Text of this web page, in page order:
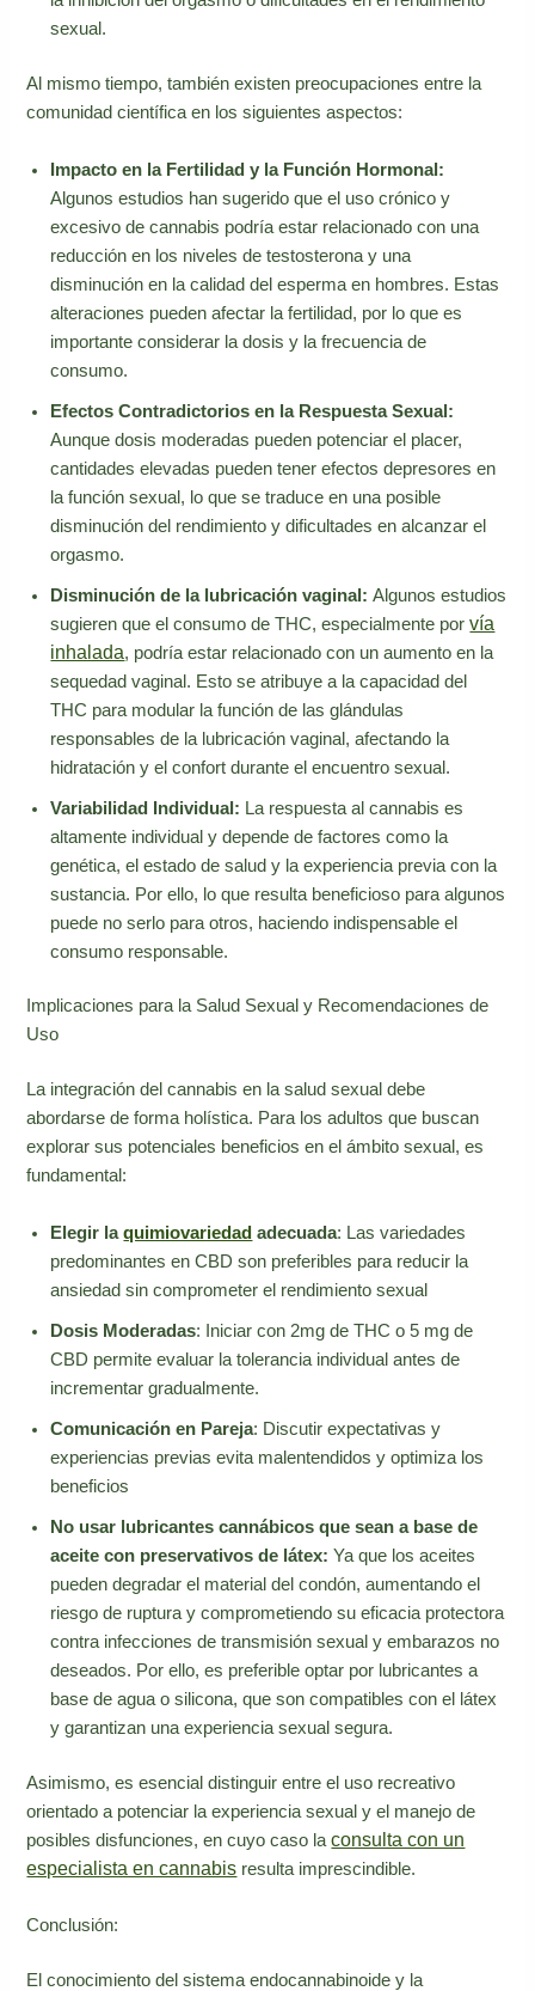
sexual.
Al mismo tiempo, también existen preocupaciones entre la
comunidad científica en los siguientes aspectos:
Impacto en la Fertilidad y la Función Hormonal:
Algunos estudios han sugerido que el uso crónico y
excesivo de cannabis podría estar relacionado con una
reducción en los niveles de testosterona y una
disminución en la calidad del esperma en hombres. Estas
alteraciones pueden afectar la fertilidad, por lo que es
importante considerar la dosis y la frecuencia de
consumo.
Efectos Contradictorios en la Respuesta Sexual:
Aunque dosis moderadas pueden potenciar el placer,
cantidades elevadas pueden tener efectos depresores en
la función sexual, lo que se traduce en una posible
disminución del rendimiento y dificultades en alcanzar el
orgasmo.
Disminución de la lubricación vaginal:Algunos estudios
sugieren que el consumo de THC, especialmente porvía
inhalada, podría estar relacionado con un aumento en la
sequedad vaginal. Esto se atribuye a la capacidad del
THC para modular la función de las glándulas
responsables de la lubricación vaginal, afectando la
hidratación y el confort durante el encuentro sexual.
Variabilidad Individual: La respuesta al cannabis es
altamente individual y depende de factores como la
genética, el estado de salud y la experiencia previa con la
sustancia. Por ello, lo que resulta beneficioso para algunos
puede no serlo para otros, haciendo indispensable el
consumo responsable.
Implicaciones para la Salud Sexual y Recomendaciones de
Uso
La integración del cannabis en la salud sexual debe
abordarse de forma holística. Para los adultos que buscan
explorar sus potenciales beneficios en el ámbito sexual, es
fundamental:
Elegir laquimiovariedad adecuada: Las variedades
predominantes en CBD son preferibles para reducir la
ansiedad sin comprometer el rendimiento sexual
Dosis Moderadas: Iniciar con 2mg de THC o 5 mg de
CBD permite evaluar la tolerancia individual antes de
incrementar gradualmente.
Comunicación en Pareja: Discutir expectativas y
experiencias previas evita malentendidos y optimiza los
beneficios
No usar lubricantes cannábicos que sean a base de
aceite con preservativos de látex: Ya que los aceites
pueden degradar el material del condón, aumentando el
riesgo de ruptura y comprometiendo su eficacia protectora
contra infecciones de transmisión sexual y embarazos no
deseados. Por ello, es preferible optar por lubricantes a
base de agua o silicona, que son compatibles con el látex
y garantizan una experiencia sexual segura.
Asimismo, es esencial distinguir entre el uso recreativo
orientado a potenciar la experiencia sexual y el manejo de
posibles disfunciones, en cuyo caso laconsulta con un
especialista en cannabis resulta imprescindible.
Conclusión:
El conocimiento del sistema endocannabinoide y la